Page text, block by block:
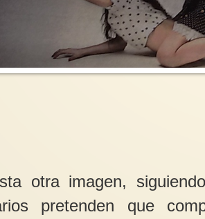
otra imagen,
pretenden que